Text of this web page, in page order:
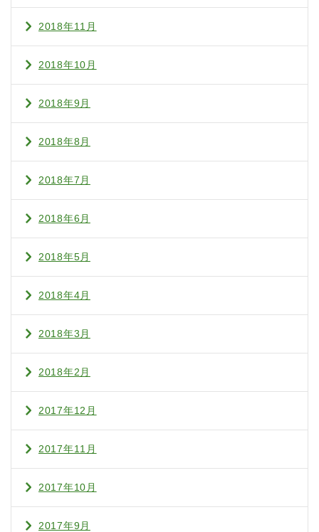
2018年11月
2018年10月
2018年9月
2018年8月
2018年7月
2018年6月
2018年5月
2018年4月
2018年3月
2018年2月
2017年12月
2017年11月
2017年10月
2017年9月